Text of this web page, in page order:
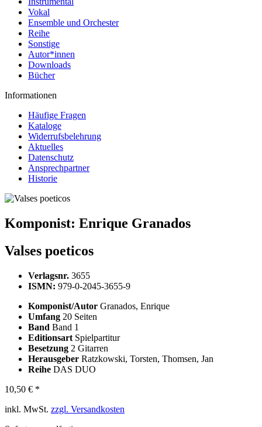
Vokal
Ensemble und Orchester
Reihe
Sonstige
Autor*innen
Downloads
Bücher
Informationen
Häufige Fragen
Kataloge
Widerrufsbelehrung
Aktuelles
Datenschutz
Ansprechpartner
Historie
Komponist: Enrique Granados
Valses poeticos
Verlagsnr. 3655
ISMN: 979-0-2045-3655-9
Komponist/Autor Granados, Enrique
Umfang 20 Seiten
Band Band 1
Editionsart Spielpartitur
Besetzung 2 Gitarren
Herausgeber Ratzkowski, Torsten, Thomsen, Jan
Reihe DAS DUO
10,50 € *
inkl. MwSt. zzgl. Versandkosten